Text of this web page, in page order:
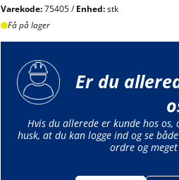
Varekode:75405 /Enhed:stk
Få på lager
Er du
Hvis du allerede er kunde hos os,
husk, at du kan logge ind og se
ordre og